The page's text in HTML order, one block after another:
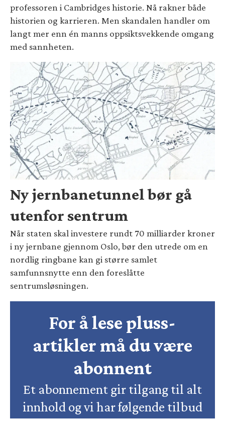
professoren i Cambridges historie. Nå rakner både
historien og karrieren. Men skandalen handler om
langt mer enn én manns oppsiktsvekkende omgang
med sannheten.
Ny jernbanetunnel bør gå
utenfor sentrum
Når staten skal investere rundt 70 milliarder kroner
i ny jernbane gjennom Oslo, bør den utrede om en
nordlig ringbane kan gi større samlet
samfunnsnytte enn den foreslåtte
sentrumsløsningen.
For å lese pluss-
artikler må du være
abonnent
Et abonnement gir tilgang til alt
innhold og vi har følgende tilbud